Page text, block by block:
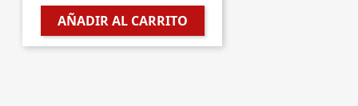
AÑADIR AL CARRITO